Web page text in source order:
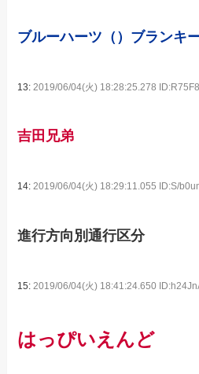
ブルーハーツ（）ブランキ
13: 2019/06/04(火) 18:28:25.278
吉田兄弟
14:2019/06/04(火) 18:29:11.055 ID:S/
進行方向別通行区分
15:2019/06/04(火) 18:41:24.650
はっぴいえんど